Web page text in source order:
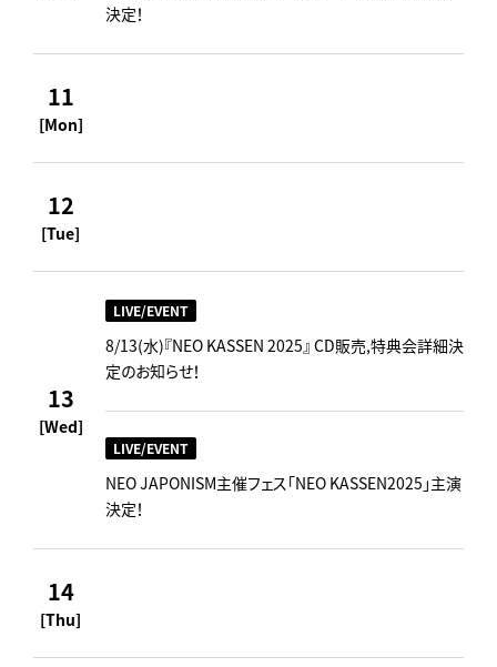
決定！
11
[Mon]
12
[Tue]
13
[Wed]
LIVE/EVENT
8/13(水)『NEO KASSEN 2025』 CD販売,特典会詳細決
定のお知らせ！
LIVE/EVENT
NEO JAPONISM主催フェス「NEO KASSEN2025」主演
決定！
14
[Thu]